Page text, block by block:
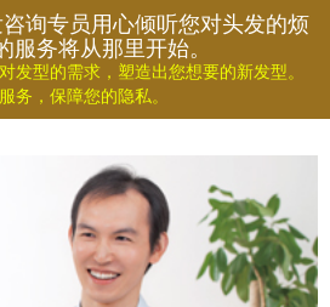
询专员用心倾听您对头发的烦
服务将从那里开始。
发型的需求，塑造出您想要的新发型。
务，保障您的隐私。